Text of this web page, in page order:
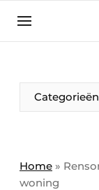
Categorieën
Home »
woning